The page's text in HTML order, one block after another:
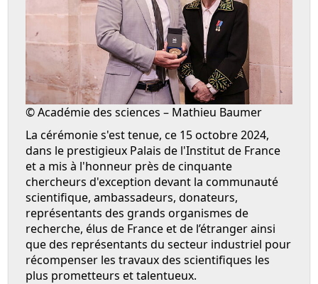
© Académie des sciences – Mathieu Baumer
La cérémonie s'est tenue, ce 15 octobre 2024,
dans le prestigieux Palais de l'Institut de France
et a mis à l'honneur près de cinquante
chercheurs d'exception devant la communauté
scientifique, ambassadeurs, donateurs,
représentants des grands organismes de
recherche, élus de France et de l’étranger ainsi
que des représentants du secteur industriel pour
récompenser les travaux des scientifiques les
plus prometteurs et talentueux.